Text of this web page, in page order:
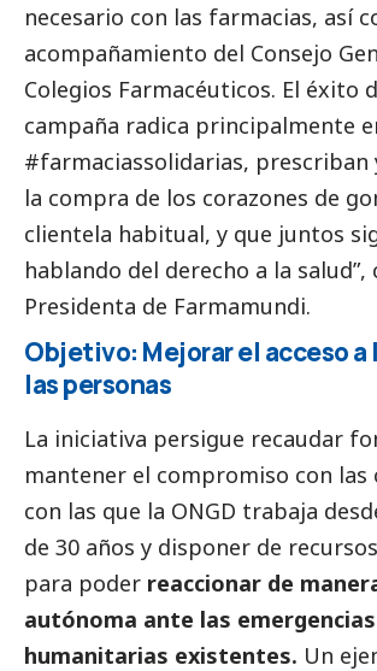
necesario con las farmacias, así
acompañamiento del Consejo
Colegios Farmacéuticos. El éxito
campaña radica principalmente
#farmaciassolidarias, prescriban
la compra de los corazones de
clientela habitual, y que juntos
hablando del derecho a la salud”,
Presidenta de Farmamundi.
Objetivo: Mejorar el acceso a
las personas
La iniciativa persigue recaudar
mantener el compromiso con las
con las que la ONGD trabaja
de 30 años y disponer de
para poder reaccionar de
autónoma ante las
humanitarias existentes. Un